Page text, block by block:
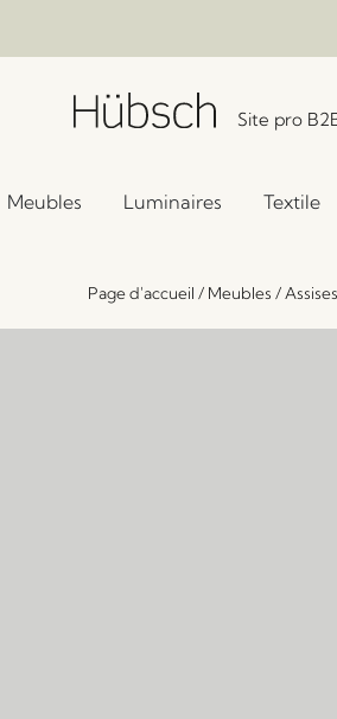
Site pro
Meubles Luminaires Textile
Page d'accueil / Meubles / Assises